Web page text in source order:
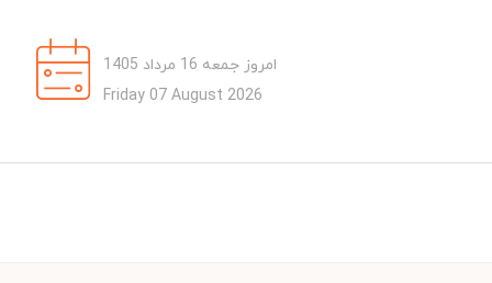
امروز جمعه 16 مرداد 1405
Friday 07 August 2026